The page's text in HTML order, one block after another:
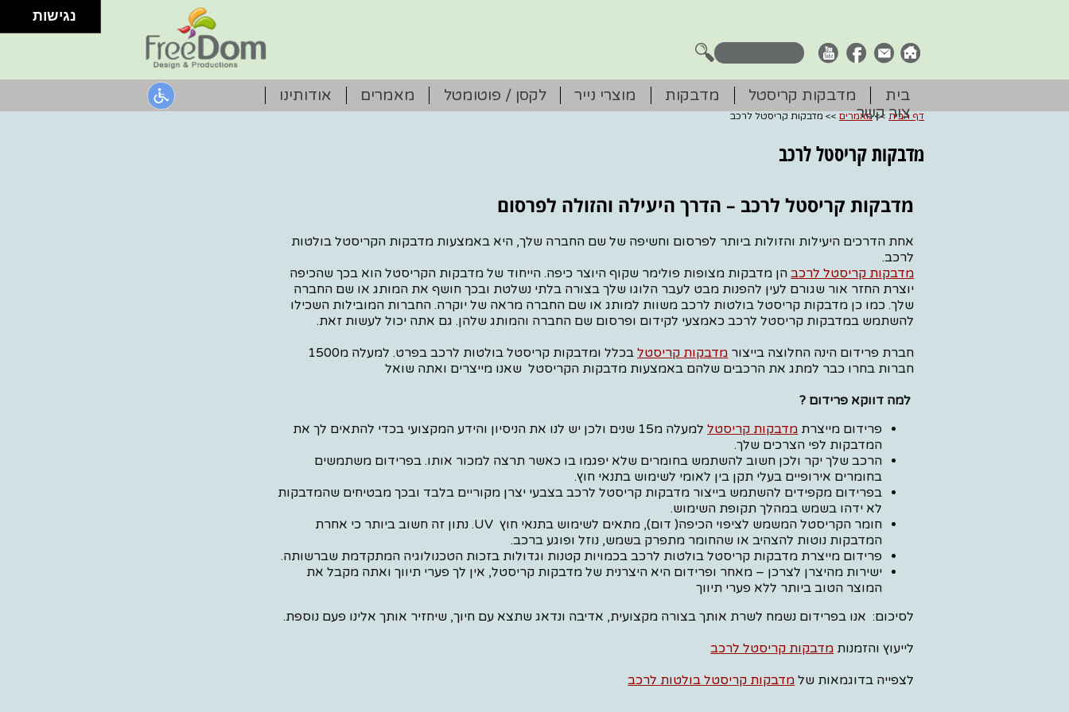
בית מדבקות קריסטל מדבקות מוצרי נייר לקסן / פוטומטל מאמרים
אודותינו
צור קשר
דף הבית >>מאמרים >> מדבקות קריסטל לרכב
מדבקות קריסטל לרכב
מדבקות קריסטל לרכב – הדרך היעילה והזולה לפרסום
אחת הדרכים היעילות והזולות ביותר לפרסום וחשיפה של שם החברה שלך, היא באמצעות מדבקות הקריסטל בולטות
לרכב.
מדבקות קריסטל לרכבהן מדבקות מצופות פולימר שקוף היוצר כיפה. הייחוד של מדבקות הקריסטל הוא בכך שהכיפה
יוצרת החזר אור שגורם לעין להפנות מבט לעבר הלוגו שלך בצורה בלתי נשלטת ובכך חושף את המותג או שם החברה
שלך. כמו כן מדבקות קריסטל בולטות לרכב משוות למותג או שם החברה מראה של יוקרה. החברות המובילות השכילו
להשתמש במדבקות קריסטל לרכב כאמצעי לקידום ופרסום שם החברה והמותג שלהן. גם אתה יכול לעשות זאת.
חברת פרידום הינה החלוצה בייצור מדבקות קריסטל
בכלל ומדבקות קריסטל בולטות לרכב בפרט. למעלה מ1500
חברות בחרו כבר למתג את הרכבים שלהם באמצעות מדבקות הקריסטל שאנו מייצרים ואתה שואל
למה דווקא פרידום ?
פרידום מייצרת מדבקות קריסטל
למעלה מ15 שנים ולכן יש לנו את הניסיון והידע המקצועי בכדי להתאים לך את
המדבקות לפי הצרכים שלך.
הרכב שלך יקר ולכן חשוב להשתמש בחומרים שלא יפגמו בו כאשר תרצה למכור אותו. בפרידום משתמשים
בחומרים אירופיים בעלי תקן בין לאומי לשימוש בתנאי חוץ.
בפרידום מקפידים להשתמש בייצור מדבקות קריסטל לרכב בצבעי יצרן מקוריים בלבד ובכך מבטיחים שהמדבקות
לא ידהו בשמש במהלך תקופת השימוש.
חומר הקריסטל המשמש לציפוי הכיפה( דום), מתאים לשימוש בתנאי חוץ UV. נתון זה חשוב ביותר כי אחרת
המדבקות נוטות להצהיב או שהחומר מתפרק בשמש, נוזל ופוגע ברכב.
פרידום מייצרת מדבקות קריסטל בולטות לרכב בכמויות קטנות וגדולות בזכות הטכנולוגיה המתקדמת שברשותה.
ישירות מהיצרן לצרכן – מאחר ופרידום היא היצרנית של מדבקות קריסטל, אין לך פערי תיווך ואתה מקבל את
המוצר הטוב ביותר ללא פערי תיווך
לסיכום: אנו בפרידום נשמח לשרת אותך בצורה מקצועית, אדיבה ונדאג שתצא עם חיוך, שיחזיר אותך אלינו פעם נוספת.
לייעוץ והזמנות מדבקות קריסטל לרכב
לצפייה בדוגמאות של מדבקות קריסטל בולטות לרכב
נגישות